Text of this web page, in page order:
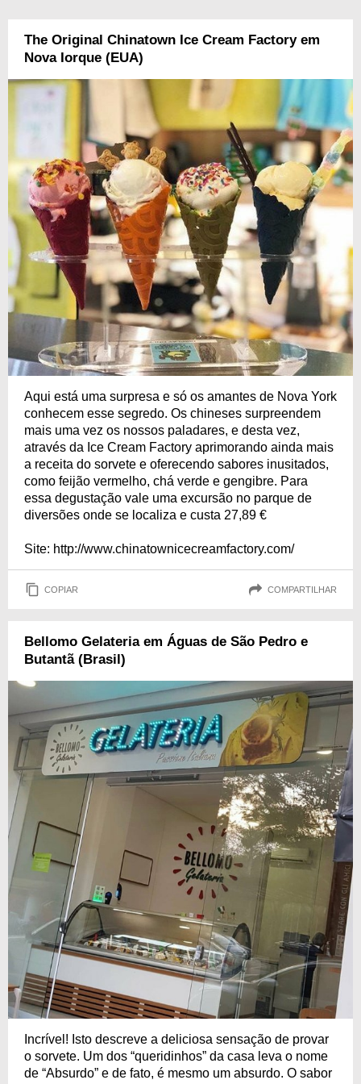
The Original Chinatown Ice Cream Factory em
Nova Iorque (EUA)
Aqui está uma surpresa e só os amantes de Nova York
conhecem esse segredo. Os chineses surpreendem
mais uma vez os nossos paladares, e desta vez,
através da Ice Cream Factory aprimorando ainda mais
a receita do sorvete e oferecendo sabores inusitados,
como feijão vermelho, chá verde e gengibre. Para
essa degustação vale uma excursão no parque de
diversões onde se localiza e custa 27,89 €
Site: http://www.chinatownicecreamfactory.com/
COPIAR COMPARTILHAR
Bellomo Gelateria em Águas de São Pedro e
Butantã (Brasil)
Incrível! Isto descreve a deliciosa sensação de provar
o sorvete. Um dos “queridinhos” da casa leva o nome
de “Absurdo” e de fato, é mesmo um absurdo. O sabor